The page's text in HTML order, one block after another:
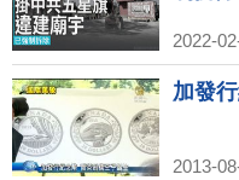
2022-
加發
2013-